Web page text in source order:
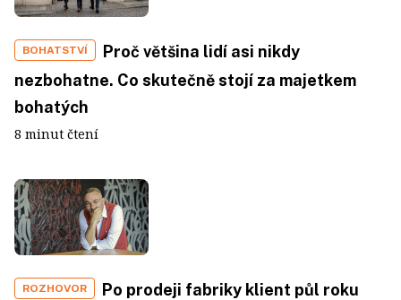
BOHATSTVÍ
Proč většina lidí asi nikdy
nezbohatne. Co skutečně stojí za majetkem
bohatých
8 minut čtení
ROZHOVOR
Po prodeji fabriky klient půl roku